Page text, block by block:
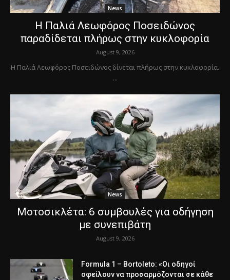
News
Η Παλιά Λεωφόρος Ποσειδώνος
παραδίδεται πλήρως στην κυκλοφορία
August 9, 2026
Η Παλιά Λεωφόρος Ποσειδώνος δίνεται πλήρως στην κυκλοφορία.
...
News
Μοτοσικλέτα: 6 συμβουλές για οδήγηση
με συνεπιβάτη
August 9, 2026
Formula 1 – Bortoleto: «Οι οδηγοί
οφείλουν να προσαρμόζονται σε κάθε